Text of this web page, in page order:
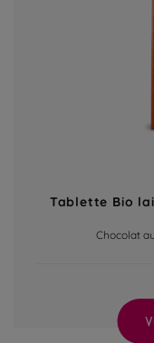
Tablette Bio
Chocolat